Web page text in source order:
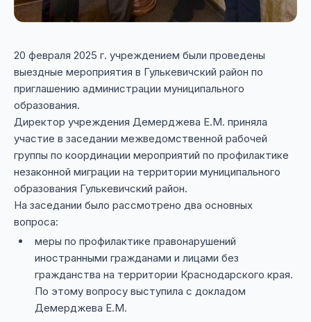
20 февраля 2025 г. учреждением были проведены
выездные мероприятия в Гулькевичский район по
приглашению администрации муниципального
образования.
Директор учреждения Демерджева Е.М. приняла
участие в заседании межведомственной рабочей
группы по координации мероприятий по профилактике
незаконной миграции на территории муниципального
образования Гулькевичский район.
На заседании было рассмотрено два основных
вопроса:
меры по профилактике правонарушений
иностранными гражданами и лицами без
гражданства на территории Краснодарского края.
По этому вопросу выступила с докладом
Демерджева Е.М.